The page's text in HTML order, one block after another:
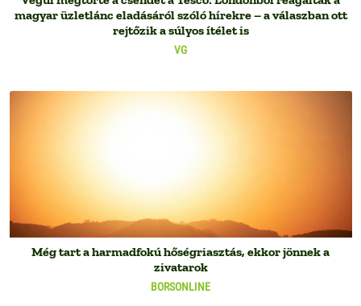
VG
magyar üzletlánc eladásáról szóló hírekre – a válaszban ott
rejtőzik a súlyos ítélet is
BORSONLINE
Még tart a harmadfokú hőségriasztás, ekkor jönnek a
zivatarok